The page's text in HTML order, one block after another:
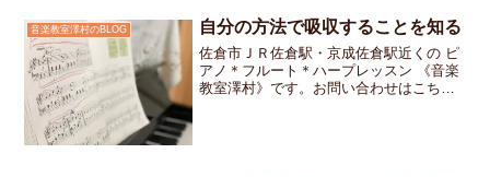
剥げかかってきているものの高低調節ロ
ック動作問題なく出来て...
音楽教室澤村のBLOG 自分の方法で吸収することを知る
佐倉市ＪＲ佐倉駅・京成佐倉駅近くの ピ
アノ＊フルート＊ハープレッスン 《音楽
教室澤村》です。お問い合わせはこちら